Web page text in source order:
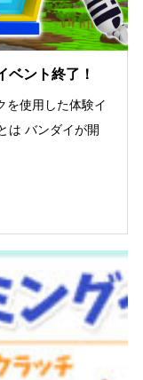
ベント終了！
を使用した体験イ
は バンダイが開